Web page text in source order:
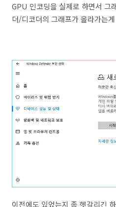
GPU 인코딩을 실제로 하면서 그
더/디코더의 그래프가 올라가는
이전에도 있었는지 좀 헷갈리긴